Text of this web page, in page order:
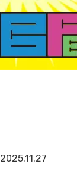
2025.11.27